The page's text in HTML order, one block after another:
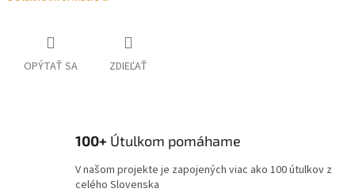
OPÝTAŤ SA ZDIEĽAŤ
100+ Útulkom pomáhame
V našom projekte je zapojených viac ako 100 útulkov z
celého Slovenska